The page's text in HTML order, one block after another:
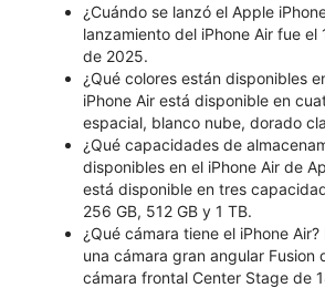
¿Cuándo se lanzó el Apple
lanzamiento del iPhone Air fue
de 2025.
¿Qué colores están disponibles
iPhone Air está disponible en
espacial, blanco nube, dorado
¿Qué capacidades de
disponibles en el iPhone Air de
está disponible en tres
256 GB, 512 GB y 1 TB.
¿Qué cámara tiene el iPhone Air?
una cámara gran angular Fusion
cámara frontal Center Stage de